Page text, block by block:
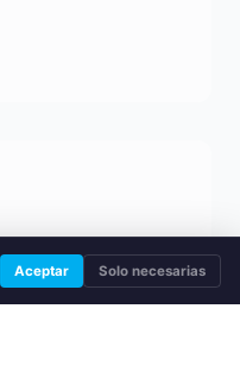
Aceptar Solo necesarias